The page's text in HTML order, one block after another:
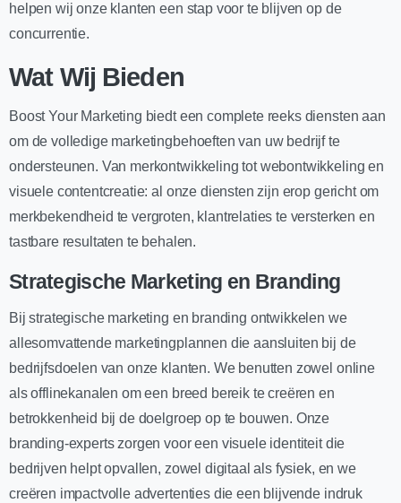
helpen wij onze klanten een stap voor te blijven op de
concurrentie.
Wat Wij Bieden
Boost Your Marketing biedt een complete reeks diensten aan
om de volledige marketingbehoeften van uw bedrijf te
ondersteunen. Van merkontwikkeling tot webontwikkeling en
visuele contentcreatie: al onze diensten zijn erop gericht om
merkbekendheid te vergroten, klantrelaties te versterken en
tastbare resultaten te behalen.
Strategische Marketing en Branding
Bij strategische marketing en branding ontwikkelen we
allesomvattende marketingplannen die aansluiten bij de
bedrijfsdoelen van onze klanten. We benutten zowel online
als offlinekanalen om een breed bereik te creëren en
betrokkenheid bij de doelgroep op te bouwen. Onze
branding-experts zorgen voor een visuele identiteit die
bedrijven helpt opvallen, zowel digitaal als fysiek, en we
creëren impactvolle advertenties die een blijvende indruk